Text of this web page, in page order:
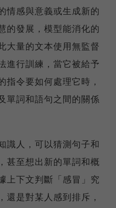
情感與意義或生成新的
的發展，模型能消化的
大量的文本使用無監督
進行訓練，當它被給予
指令要如何處理它時，
單詞和語句之間的關係
識人，可以猜測句子和
甚至想出新的單詞和概
上下文判斷「感冒」究
還是對某人感到排斥，